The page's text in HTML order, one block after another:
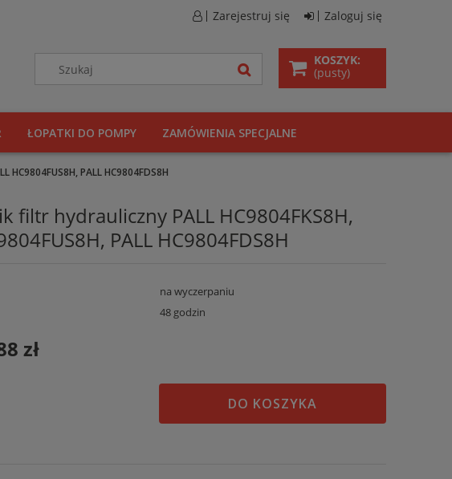
Zarejestruj się Zaloguj się
KOSZYK:
(pusty)
ŁOPATKI DO POMPY ZAMÓWIENIA SPECJALNE
PALL HC9804FDS8H
filtr hydrauliczny PALL HC9804FKS8H,
PALL HC9804FDS8H
na wyczerpaniu
48 godzin
zł
DO KOSZYKA